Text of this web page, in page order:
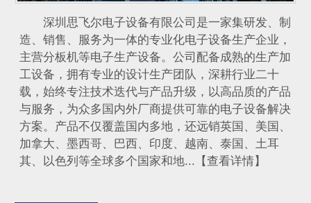
深圳思飞尔电子设备有限公司是一家集研发、制
造、销售、服务为一体的专业化电子设备生产企业，
主营分板机等电子生产设备。公司配备成熟的生产加
工设备，拥有专业的设计生产团队，深耕行业二十
载，始终专注技术迭代与产品升级，以高品质的产品
与服务，为众多国内外厂商提供可靠的电子设备解决
方案。产品不仅覆盖国内多地，还远销英国、美国、
加拿大、墨西哥、巴西、印度、越南、泰国、土耳
其、以色列等全球多个国家和地...【查看详情】